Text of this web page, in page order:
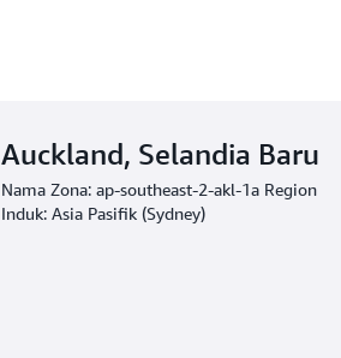
Auckland, Selandia Baru
Nama Zona: ap-southeast-2-akl-1a Region
Induk: Asia Pasifik (Sydney)